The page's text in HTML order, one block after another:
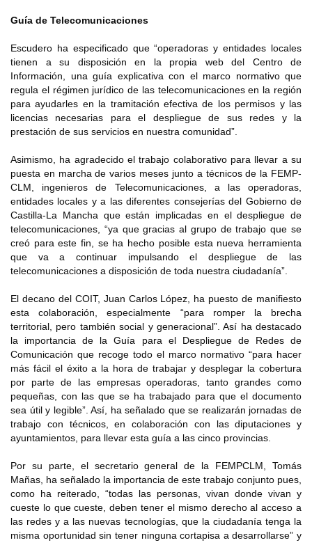
Guía de Telecomunicaciones
Escudero ha especificado que “operadoras y entidades locales
tienen a su disposición en la propia web del Centro de
Información, una guía explicativa con el marco normativo que
regula el régimen jurídico de las telecomunicaciones en la región
para ayudarles en la tramitación efectiva de los permisos y las
licencias necesarias para el despliegue de sus redes y la
prestación de sus servicios en nuestra comunidad”.
Asimismo, ha agradecido el trabajo colaborativo para llevar a su
puesta en marcha de varios meses junto a técnicos de la FEMP-
CLM, ingenieros de Telecomunicaciones, a las operadoras,
entidades locales y a las diferentes consejerías del Gobierno de
Castilla-La Mancha que están implicadas en el despliegue de
telecomunicaciones, “ya que gracias al grupo de trabajo que se
creó para este fin, se ha hecho posible esta nueva herramienta
que va a continuar impulsando el despliegue de las
telecomunicaciones a disposición de toda nuestra ciudadanía”.
El decano del COIT, Juan Carlos López, ha puesto de manifiesto
esta colaboración, especialmente “para romper la brecha
territorial, pero también social y generacional”. Así ha destacado
la importancia de la Guía para el Despliegue de Redes de
Comunicación que recoge todo el marco normativo “para hacer
más fácil el éxito a la hora de trabajar y desplegar la cobertura
por parte de las empresas operadoras, tanto grandes como
pequeñas, con las que se ha trabajado para que el documento
sea útil y legible”. Así, ha señalado que se realizarán jornadas de
trabajo con técnicos, en colaboración con las diputaciones y
ayuntamientos, para llevar esta guía a las cinco provincias.
Por su parte, el secretario general de la FEMPCLM, Tomás
Mañas, ha señalado la importancia de este trabajo conjunto pues,
como ha reiterado, “todas las personas, vivan donde vivan y
cueste lo que cueste, deben tener el mismo derecho al acceso a
las redes y a las nuevas tecnologías, que la ciudadanía tenga la
misma oportunidad sin tener ninguna cortapisa a desarrollarse” y